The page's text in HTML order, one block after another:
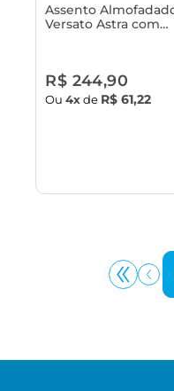
Assento
Versato Astra com
R$ 244,90
Ou4xde R$ 61,22